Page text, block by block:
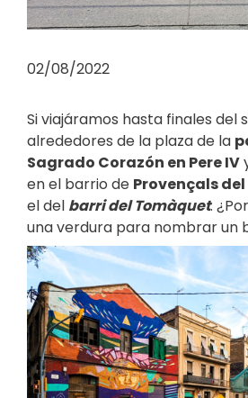
02/08/2022
Si viajáramos hasta finales del
alrededores de la plaza de la
Sagrado Corazón en Pere IV
en el barrio de Provençals
el del barri del Tomàquet.
una verdura para nombrar un